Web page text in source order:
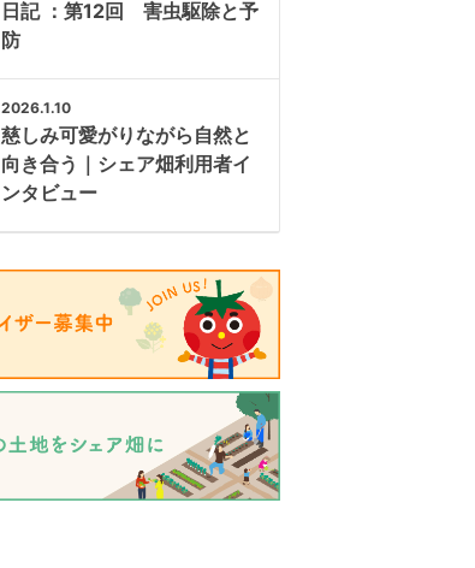
日記 ：第12回 害虫駆除と予
防
2026.1.10
慈しみ可愛がりながら自然と
向き合う｜シェア畑利用者イ
ンタビュー